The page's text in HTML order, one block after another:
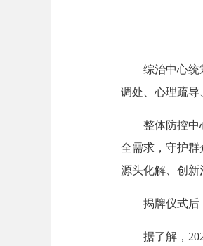
综治中心统筹
调处、心理疏导
整体防控中心
全需求，守护群
源头化解、创新
揭牌仪式后，
据了解，2024